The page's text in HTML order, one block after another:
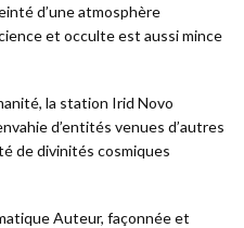
d’une atmosphère
et occulte est aussi mince
la station Irid Novo
d’entités venues d’autres
de divinités cosmiques
Auteur, façonnée et